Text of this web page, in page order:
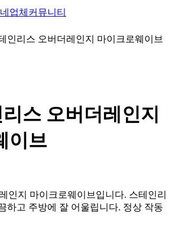
업체 커뮤니티
인리스 오버더레인지 마이크로웨이브
스 오버더레인지
이브
인지 마이크로웨이브입니다. 스테인리
하고 주방에 잘 어울립니다. 정상 작동